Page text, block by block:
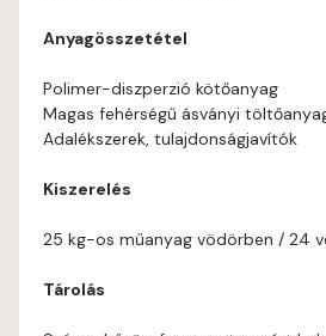
Anyagösszetétel
Polimer-diszperzió kötőanyag
Magas fehérségű ásványi
Adalékszerek, tulajdonságjavítók
Kiszerelés
25 kg-os műanyag vödörben / 24
Tárolás